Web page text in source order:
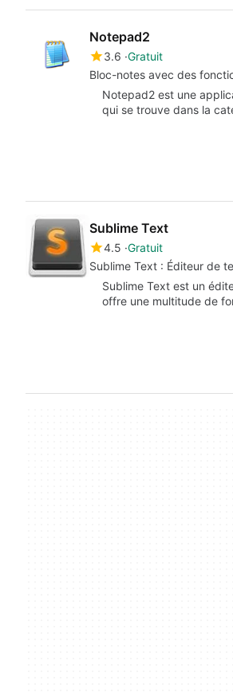
Notepad2
3.6 Gratuit
Bloc-notes avec des
Notepad2 est une
qui se trouve dans la
Sublime Text
4.5 Gratuit
Sublime Text : Éditeur de
Sublime Text est un
offre une multitude de